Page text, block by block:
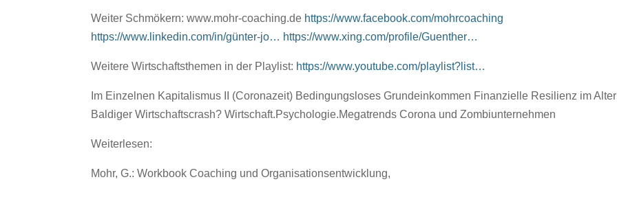
Weiter Schmökern: www.mohr-coaching.de https://www.facebook.com/mohrcoaching
https://www.linkedin.com/in/günter-jo… https://www.xing.com/profile/Guenther…
Weitere Wirtschaftsthemen in der Playlist: https://www.youtube.com/playlist?list…
Im Einzelnen Kapitalismus II (Coronazeit) Bedingungsloses Grundeinkommen Finanzielle Resilienz im Alter
Baldiger Wirtschaftscrash? Wirtschaft.Psychologie.Megatrends Corona und Zombiunternehmen
Weiterlesen:
Mohr, G.: Workbook Coaching und Organisationsentwicklung,